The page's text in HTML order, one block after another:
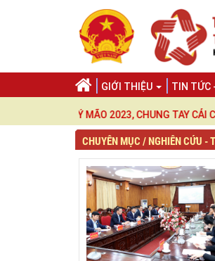
GIỚI THIỆU TIN TỨC
QUÝ MÃO 2023, CHUNG TAY CẢI CÁCH
CHUYÊN MỤC / NGHIÊN CỨU -